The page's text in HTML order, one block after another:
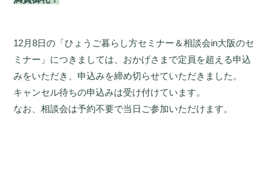
12月8日の「ひょうご暮らし方セミナー＆相談会in大阪のセ
ミナー」につきましては、おかげさまで定員を超える申込
みをいただき、申込みを締め切らせていただきました。
キャンセル待ちの申込みは受け付けています。
なお、相談会は予約不要で当日ご参加いただけます。